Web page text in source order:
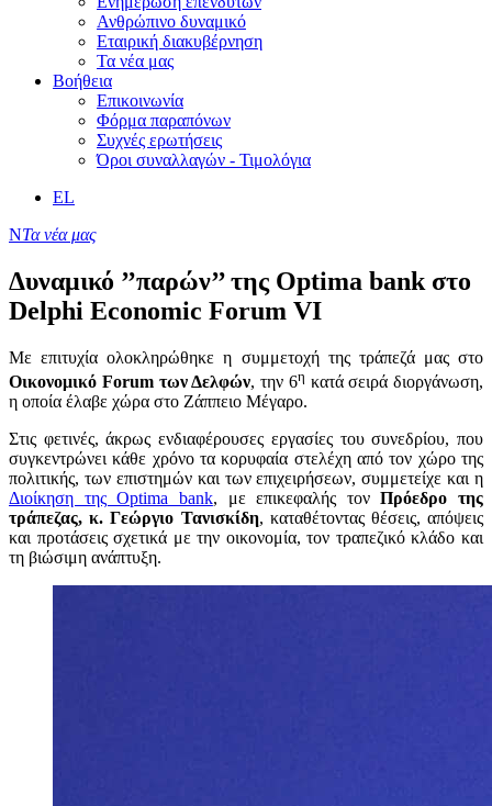
Ανθρώπινο δυναμικό
Εταιρική διακυβέρνηση
Τα νέα μας
Βοήθεια
Επικοινωνία
Φόρμα παραπόνων
Συχνές ερωτήσεις
Όροι συναλλαγών - Τιμολόγια
EL
ΝΤα νέα μας
Δυναμικό ’’παρών’’ της Optima bank στο
Delphi Economic Forum VI
Με επιτυχία ολοκληρώθηκε η συμμετοχή της τράπεζά μας στο
Οικονομικό Forum των Δελφών, την 6η κατά σειρά διοργάνωση,
η οποία έλαβε χώρα στο Ζάππειο Μέγαρο.
Στις φετινές, άκρως ενδιαφέρουσες εργασίες του συνεδρίου, που
συγκεντρώνει κάθε χρόνο τα κορυφαία στελέχη από τον χώρο της
πολιτικής, των επιστημών και των επιχειρήσεων, συμμετείχε και η
Διοίκηση της Optima bank, με επικεφαλής τονΠρόεδρο της
τράπεζας, κ. Γεώργιο Τανισκίδη, καταθέτοντας θέσεις, απόψεις
και προτάσεις σχετικά με την οικονομία, τον τραπεζικό κλάδο και
τη βιώσιμη ανάπτυξη.